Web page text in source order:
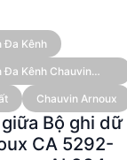
Đa Kênh
Đa Kênh Chauvin
Biến)
Chauvin Arnoux
Bộ ghi dữ
CA 5292-